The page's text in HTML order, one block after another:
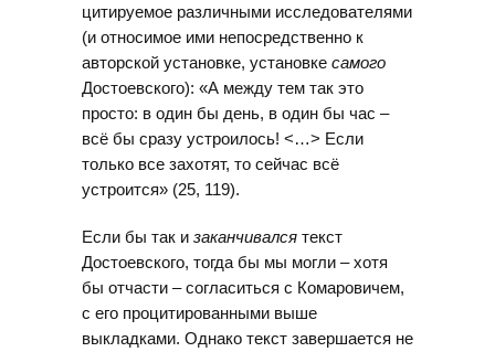
цитируемое различными исследователями
(и относимое ими непосредственно к
авторской установке, установке самого
Достоевского): «А между тем так это
просто: в один бы день, в один бы час –
всё бы сразу устроилось! <…> Если
только все захотят, то сейчас всё
устроится» (25, 119).
Если бы так и заканчивался текст
Достоевского, тогда бы мы могли – хотя
бы отчасти – согласиться с Комаровичем,
с его процитированными выше
выкладками. Однако текст завершается не